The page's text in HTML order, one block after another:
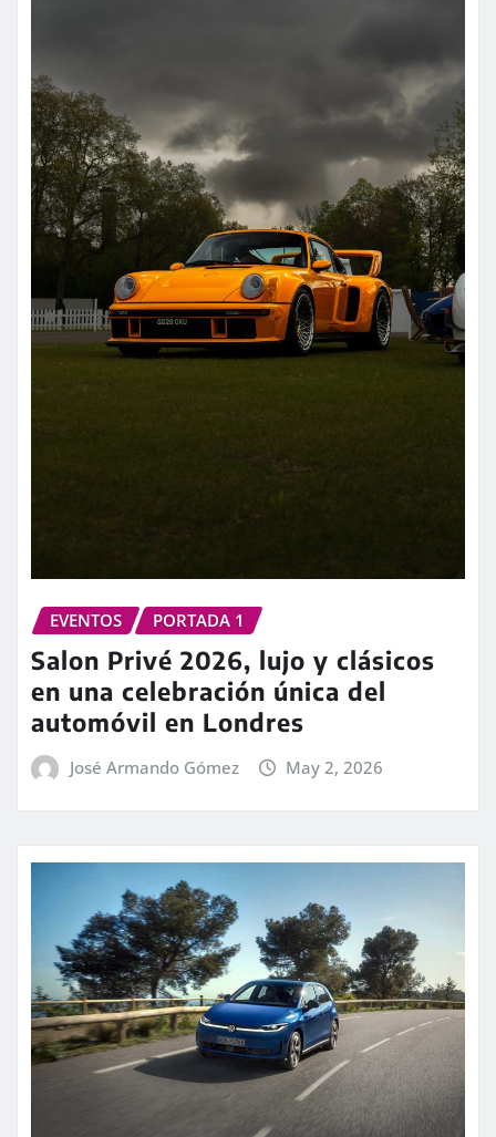
EVENTOS PORTADA 1
Salon Privé 2026, lujo y clásicos
en una celebración única del
automóvil en Londres
José Armando Gómez May 2, 2026